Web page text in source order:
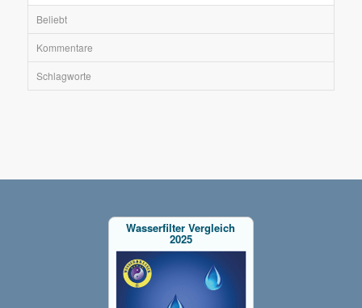
Beliebt
Kommentare
Schlagworte
Wasserfilter Vergleich
2025